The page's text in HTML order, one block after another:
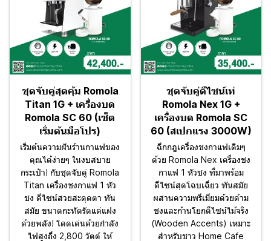
ชุดจับคู่สุดคุ้ม Romola
Titan 1G + เครื่องบด
Romola SC 60 (เซ็ต
เริ่มต้นมือโปร)
เริ่มต้นความฝันร้านกาแฟของ
คุณได้ง่ายๆ ในงบสบาย
กระเป๋า! กับชุดจับคู่ Romola
Titan เครื่องชงกาแฟ 1 หัว
ชง ดีไซน์สวยสะดุดตา ทัน
สมัย ขนาดกะทัดรัดแต่แฝง
ด้วยพลัง! โดดเด่นด้วยกำลัง
ไฟสูงถึง 2,800 วัตต์ ให้
ชุดจับคู่ดีไซน์เท่
Romola Nex 1G +
เครื่องบด Romola SC
60 (สเปกแรง 3000W)
ฉีกกฎเครื่องชงกาแฟเดิมๆ
ด้วย Romola Nex เครื่องชง
กาแฟ 1 หัวชง ที่มาพร้อม
ดีไซน์สุดโฉบเฉี่ยว ทันสมัย
ผสานความพรีเมียมด้วยด้าม
ชงและก้านโยกดีไซน์ไม้จริง
(Wooden Accents) เหมาะ
สำหรับชาว Home Cafe